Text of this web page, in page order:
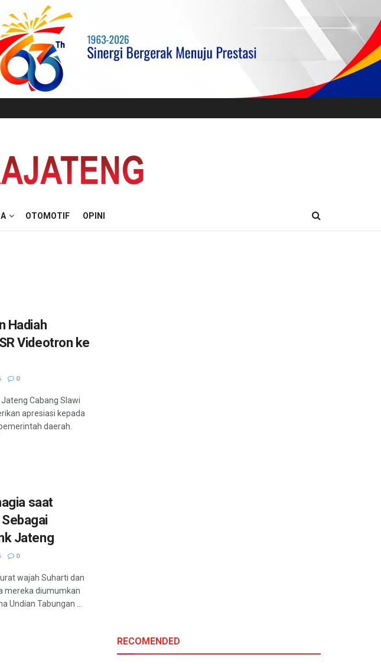
OTOMOTIF OPINI
Hadiah
Videotron ke
0
Jateng Cabang Slawi
apresiasi kepada
daerah.
saat
Jateng
0
wajah Suharti dan
mereka diumumkan
Undian Tabungan ...
RECOMENDED